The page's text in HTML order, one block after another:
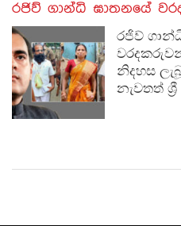
රජිව් ගාන්ධි ඝාතනයේ
රජිව්
නිදහස
නැවතත්